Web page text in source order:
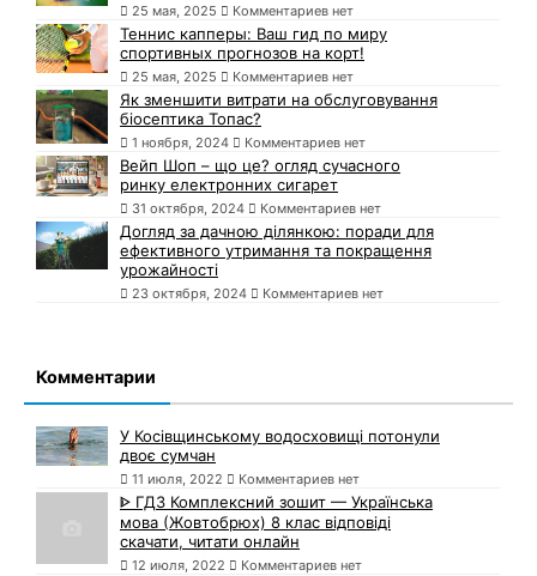
25 мая, 2025 Комментариев нет
Теннис капперы: Ваш гид по миру
спортивных прогнозов на корт!
25 мая, 2025 Комментариев нет
Як зменшити витрати на обслуговування
біосептика Топас?
1 ноября, 2024 Комментариев нет
Вейп Шоп – що це? огляд сучасного
ринку електронних сигарет
31 октября, 2024 Комментариев нет
Догляд за дачною ділянкою: поради для
ефективного утримання та покращення
урожайності
23 октября, 2024 Комментариев нет
Комментарии
У Косівщинському водосховищі потонули
двоє сумчан
11 июля, 2022 Комментариев нет
ᐈ ГДЗ Комплексний зошит — Українська
мова (Жовтобрюх) 8 клас відповіді
скачати, читати онлайн
12 июля, 2022 Комментариев нет